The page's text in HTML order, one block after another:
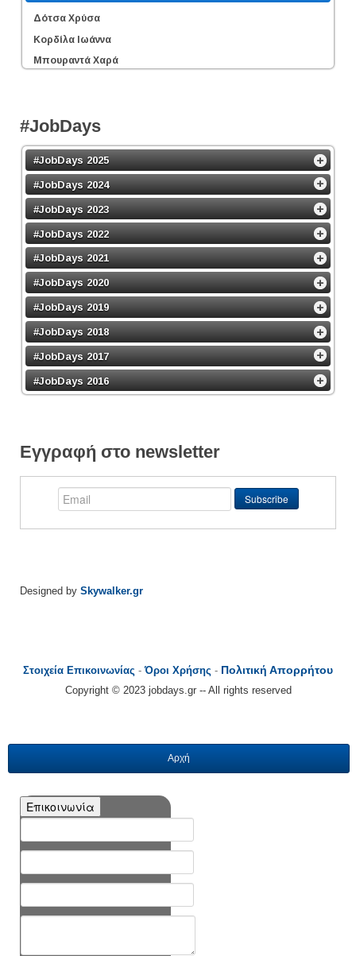
Δότσα Χρύσα
Κορδίλα Ιωάννα
Μπουραντά Χαρά
#JobDays
#JobDays 2025
#JobDays 2024
#JobDays 2023
#JobDays 2022
#JobDays 2021
#JobDays 2020
#JobDays 2019
#JobDays 2018
#JobDays 2017
#JobDays 2016
Εγγραφή στο newsletter
Designed by Skywalker.gr
Στοιχεία Επικοινωνίας -Όροι Χρήσης - Πολιτική Απορρήτου
Copyright © 2023 jobdays.gr -- All rights reserved
Αρχή